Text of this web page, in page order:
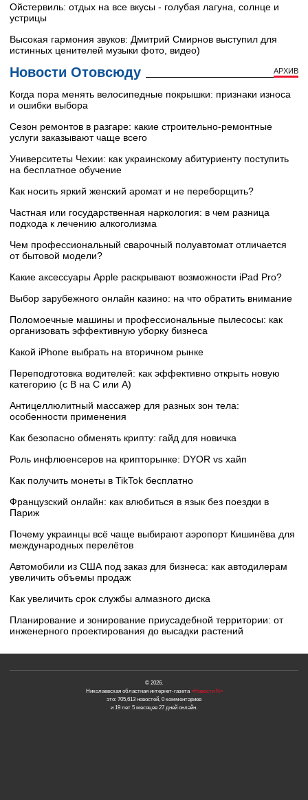
Ойстервиль: отдых на все вкусы - голубая лагуна, солнце и
устрицы
Высокая гармония звуков: Дмитрий Смирнов выступил для
истинных ценителей музыки фото, видео)
Новости Отовсюду АРХИВ
Когда пора менять велосипедные покрышки: признаки износа
и ошибки выбора
Сезон ремонтов в разгаре: какие строительно-ремонтные
услуги заказывают чаще всего
Университеты Чехии: как украинскому абитуриенту поступить
на бесплатное обучение
Как носить яркий женский аромат и не переборщить?
Частная или государственная наркология: в чем разница
подхода к лечению алкоголизма
Чем профессиональный сварочный полуавтомат отличается
от бытовой модели?
Какие аксессуары Apple раскрывают возможности iPad Pro?
Выбор зарубежного онлайн казино: на что обратить внимание
Поломоечные машины и профессиональные пылесосы: как
организовать эффективную уборку бизнеса
Какой iPhone выбрать на вторичном рынке
Переподготовка водителей: как эффективно открыть новую
категорию (с B на C или А)
Антицеллюлитный массажер для разных зон тела:
особенности применения
Как безопасно обменять крипту: гайд для новичка
Роль инфлюенсеров на крипторынке: DYOR vs хайп
Как получить монеты в TikTok бесплатно
Французский онлайн: как влюбиться в язык без поездки в
Париж
Почему украинцы всё чаще выбирают аэропорт Кишинёва для
международных перелётов
Автомобили из США под заказ для бизнеса: как автодилерам
увеличить объемы продаж
Как увеличить срок службы алмазного диска
Планирование и зонирование приусадебной территории: от
инженерного проектирования до высадки растений
© 2026.
Николаевская областная интернет-газета «Новости N»
это: 705,613 новостей, 0 комментариев
и 19 лет 5 месяцев 27 дней онлайн.